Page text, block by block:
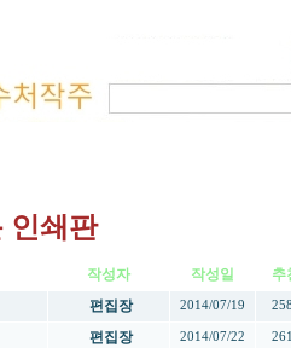
인쇄판
작성자 작성일 추
편집장 2014/07/19
편집장 2014/07/22